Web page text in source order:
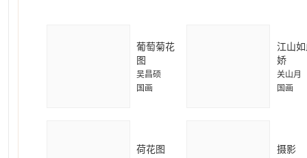
葡萄菊花
图
吴昌硕
国画
江山
娇
关山月
国画
荷花图 摄影